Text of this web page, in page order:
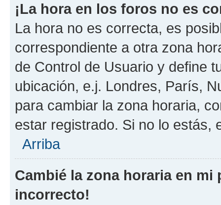
¡La hora en los foros no es
La hora no es correcta, es
correspondiente a otra zona
de Control de Usuario y define
ubicación, e.j. Londres, París,
para cambiar la zona horaria,
estar registrado. Si no lo estás,
Arriba
Cambié la zona horaria en
incorrecto!